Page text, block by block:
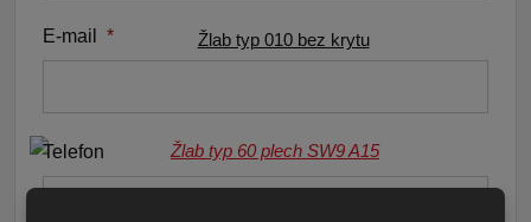
Žlab typ 010 bez krytu
E-mail *
Telefon